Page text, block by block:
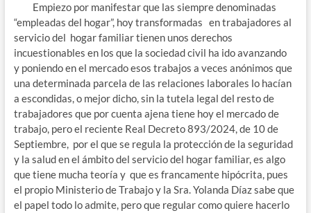
Empiezo por manifestar que las siempre denominadas
“empleadas del hogar”, hoy transformadas en trabajadores al
servicio del hogar familiar tienen unos derechos
incuestionables en los que la sociedad civil ha ido avanzando
y poniendo en el mercado esos trabajos a veces anónimos que
una determinada parcela de las relaciones laborales lo hacían
a escondidas, o mejor dicho, sin la tutela legal del resto de
trabajadores que por cuenta ajena tiene hoy el mercado de
trabajo, pero el reciente Real Decreto 893/2024, de 10 de
Septiembre, por el que se regula la protección de la seguridad
y la salud en el ámbito del servicio del hogar familiar, es algo
que tiene mucha teoría y que es francamente hipócrita, pues
el propio Ministerio de Trabajo y la Sra. Yolanda Díaz sabe que
el papel todo lo admite, pero que regular como quiere hacerlo